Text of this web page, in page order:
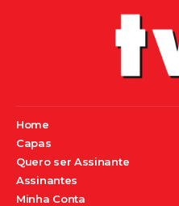
Home
Capas
Quero ser Assinante
Assinantes
Minha Conta